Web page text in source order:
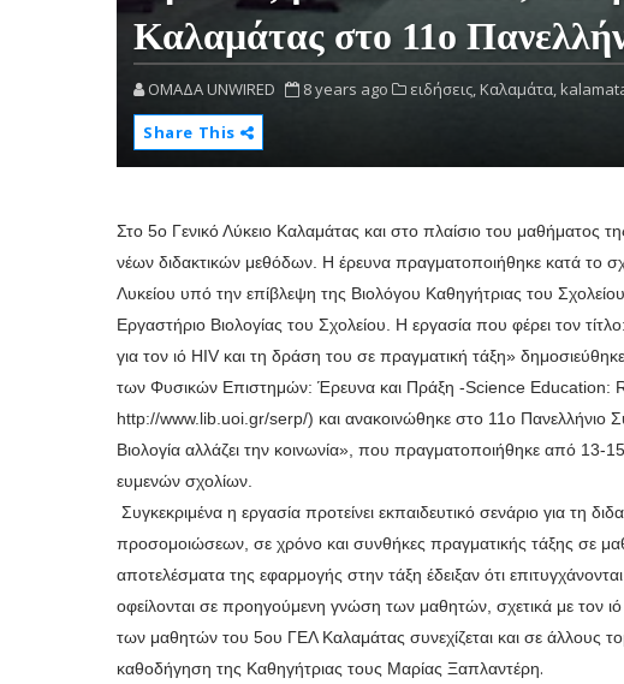
Καλαμάτας στο 11ο
OMAΔΑ UNWIRED 8 years ago ειδήσεις, Καλαμάτα,
Share This
Στο 5ο Γενικό Λύκειο Καλαμάτας και στο πλαίσιο του μαθήματος
νέων διδακτικών μεθόδων. Η έρευνα πραγματοποιήθηκε κατά το
Λυκείου υπό την επίβλεψη της Βιολόγου Καθηγήτριας του
Εργαστήριο Βιολογίας του Σχολείου. Η εργασία που φέρει τον
για τον ιό HIV και τη δράση του σε πραγματική τάξη»
των Φυσικών Επιστημών: Έρευνα και Πράξη -Science Education:
http://www.lib.uoi.gr/serp/) και ανακοινώθηκε στο 11ο Πανελλήνιο
Βιολογία αλλάζει την κοινωνία», που πραγματοποιήθηκε από 13-
ευμενών σχολίων.
Συγκεκριμένα η εργασία προτείνει εκπαιδευτικό σενάριο για τη
προσομοιώσεων, σε χρόνο και συνθήκες πραγματικής τάξης σε
αποτελέσματα της εφαρμογής στην τάξη έδειξαν ότι
οφείλονται σε προηγούμενη γνώση των μαθητών, σχετικά με τον
των μαθητών του 5ου ΓΕΛ Καλαμάτας συνεχίζεται και σε άλλους
καθοδήγηση της Καθηγήτριας τους Μαρίας Ξαπλαντέρη.